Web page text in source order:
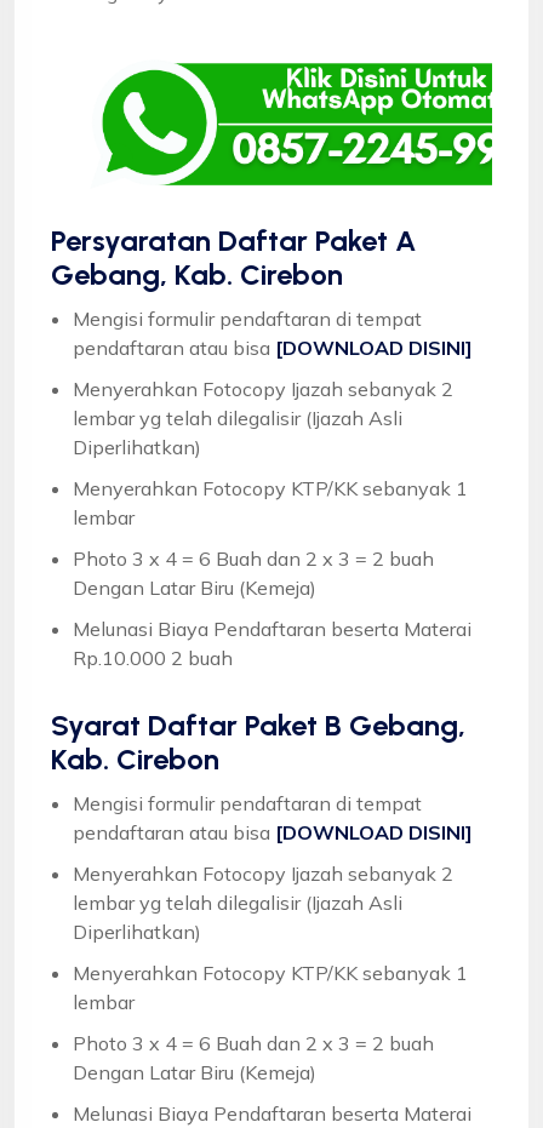
Persyaratan Daftar Paket A
Gebang, Kab. Cirebon
Mengisi formulir pendaftaran di tempat
pendaftaran atau bisa [DOWNLOAD DISINI]
Menyerahkan Fotocopy Ijazah sebanyak 2
lembar yg telah dilegalisir (Ijazah Asli
Diperlihatkan)
Menyerahkan Fotocopy KTP/KK sebanyak 1
lembar
Photo 3 x 4 = 6 Buah dan 2 x 3 = 2 buah
Dengan Latar Biru (Kemeja)
Melunasi Biaya Pendaftaran beserta Materai
Rp.10.000 2 buah
Syarat Daftar Paket B Gebang,
Kab. Cirebon
Mengisi formulir pendaftaran di tempat
pendaftaran atau bisa [DOWNLOAD DISINI]
Menyerahkan Fotocopy Ijazah sebanyak 2
lembar yg telah dilegalisir (Ijazah Asli
Diperlihatkan)
Menyerahkan Fotocopy KTP/KK sebanyak 1
lembar
Photo 3 x 4 = 6 Buah dan 2 x 3 = 2 buah
Dengan Latar Biru (Kemeja)
Melunasi Biaya Pendaftaran beserta Materai